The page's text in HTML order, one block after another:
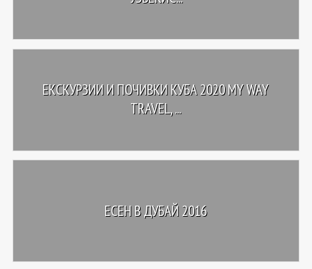
ЕКСКУРЗИИ И ПОЧИВКИ КУБА 2020 MY WAY
TRAVEL, ...
ЕСЕН В ДУБАЙ 2016